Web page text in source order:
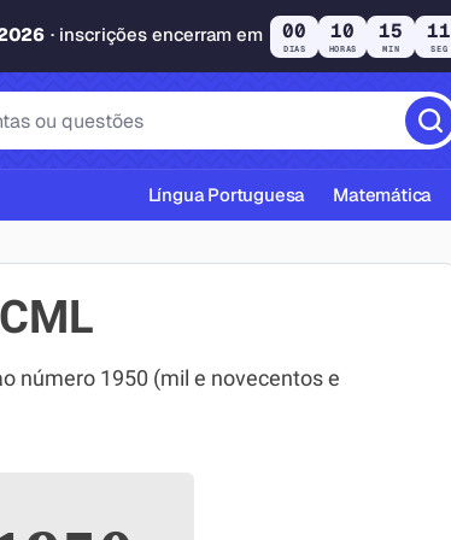
· inscrições encerram em 00
DIAS
10
HORAS
15
MIN
10
SEG
ABNT
Língua Portuguesa Matemática
número 1950 (mil e novecentos e